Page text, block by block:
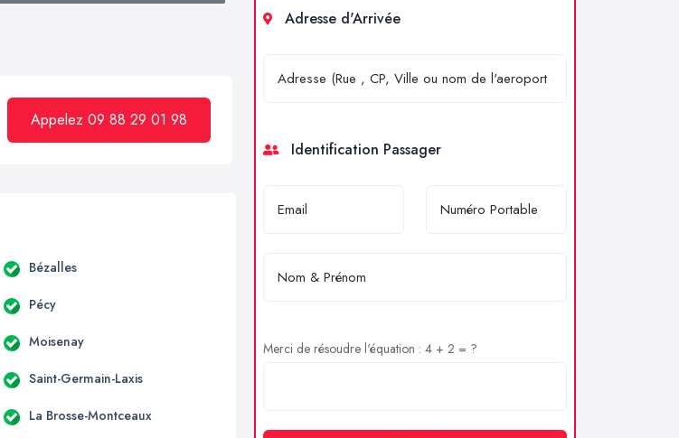
Appelez 09 88 29 01 98
Bézalles
Pécy
Moisenay
Saint-Germain-Laxis
La Brosse-Montceaux
Adresse d'Arrivée
Identification Passager
Merci de résoudre l'équation : 4 + 2 = ?